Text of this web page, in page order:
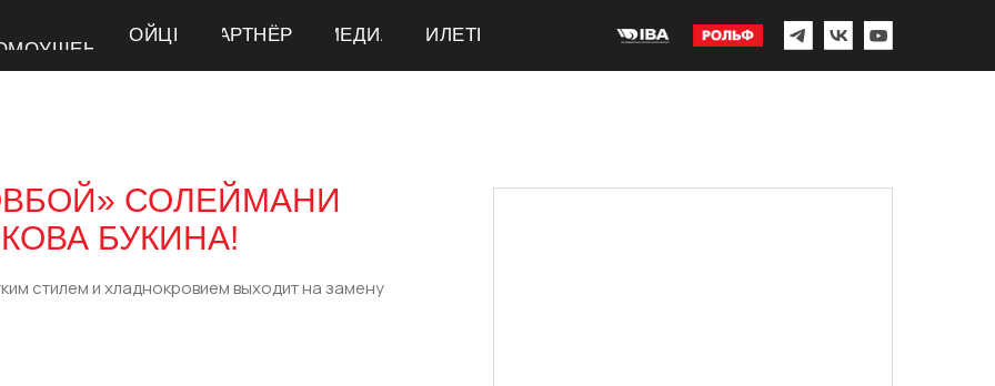
ПАРТНЁРЫ
БОЙЦЫ МЕДИА БИЛЕТЫ
ПАРТНЁРЫ
БОЙЦЫ МЕДИА БИЛЕТЫ
стилем и хладнокровием выходит на замену
СОЛЕЙМАНИ
БУКИНА!